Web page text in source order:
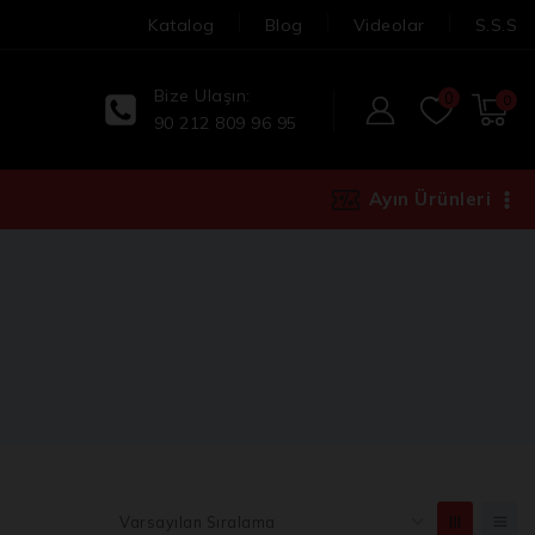
Katalog Blog Videolar S.S.S
Bize Ulaşın:
90 212 809 96 95
0 0
Ayın Ürünleri